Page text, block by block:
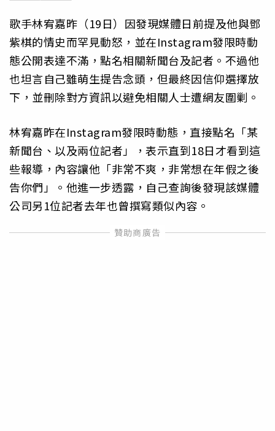
歌手林宥嘉昨（19日）因發現媒體日前提及他與鄧
紫棋的情史而罕見動怒，並在Instagram發限時動
態公開表達不滿，點名相關新聞台及記者。不過他
也坦言自己雖萌生提告念頭，但最終因信仰選擇放
下，並刪除對方資訊以避免相關人士遭網友圍剿。
林宥嘉昨在Instagram發限時動態，直接點名「某
新聞台、以及兩位記者」，表示直到18日才看到這
些報導，內容讓他「非常不爽，非常想在年假之後
告你們」。他進一步透露，自己查詢後發現該媒體
公司另1位記者去年也曾撰寫類似內容。